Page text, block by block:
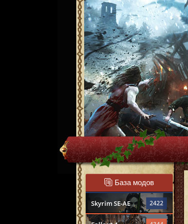
База модов
Skyrim SE-AE 2422